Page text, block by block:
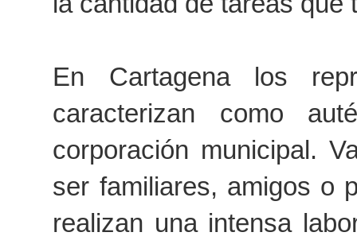
En Cartagena los
caracterizan como
corporación municipal.
ser familiares, amigos o
realizan una intensa